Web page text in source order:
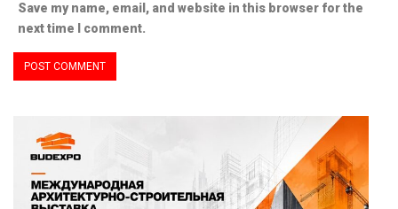
Save my name, email, and website in this browser for the
next time I comment.